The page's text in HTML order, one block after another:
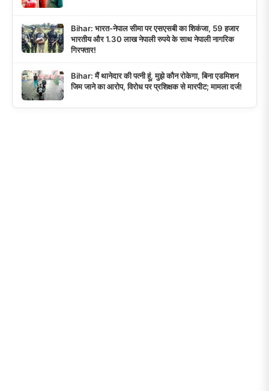
Bihar: भारत-नेपाल सीमा पर एसएसबी का शिकंजा, 59 हजार
भारतीय और 1.30 लाख नेपाली रुपये के साथ नेपाली नागरिक
गिरफ्तार!
Bihar: मैं थानेदार की पत्नी हूं, मुझे कौन रोकेगा, बिना एडमिशन
जिम जाने का आरोप, विरोध पर प्रशिक्षक से मारपीट; मामला दर्ज!